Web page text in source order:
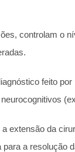
controlam o
feito
da
a